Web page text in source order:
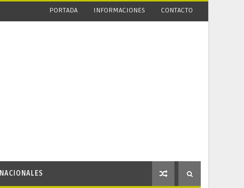
PORTADA INFORMACIONES CONTACTO
NACIONALES